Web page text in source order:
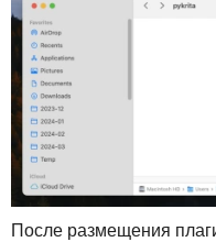
После размещения